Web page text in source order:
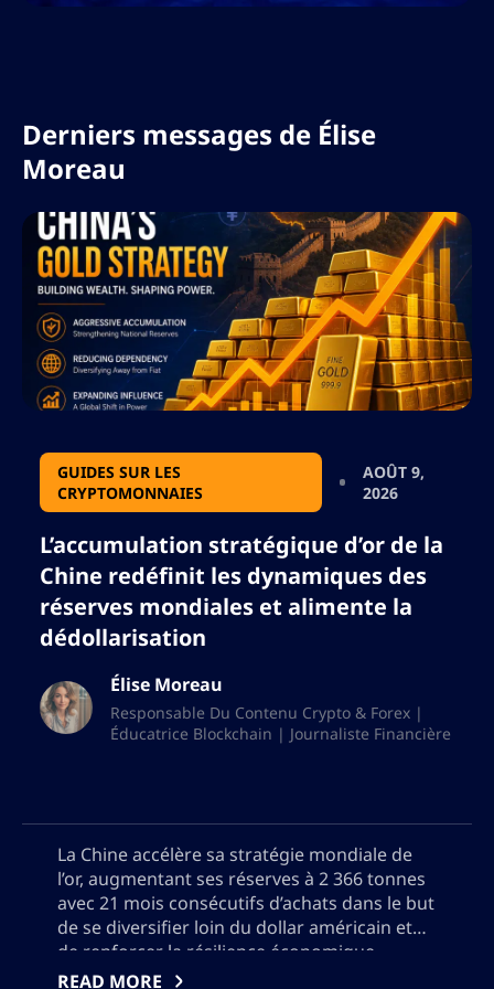
Derniers messages de Élise
Moreau
GUIDES SUR LES
CRYPTOMONNAIES
AOÛT 9,
2026
L’accumulation stratégique d’or de la
Chine redéfinit les dynamiques des
réserves mondiales et alimente la
dédollarisation
Élise Moreau
Responsable Du Contenu Crypto & Forex |
Éducatrice Blockchain | Journaliste Financière
La Chine accélère sa stratégie mondiale de
l’or, augmentant ses réserves à 2 366 tonnes
avec 21 mois consécutifs d’achats dans le but
de se diversifier loin du dollar américain et
de renforcer la résilience économique.
Explorez les motivations de la Chine, le rôle
READ MORE